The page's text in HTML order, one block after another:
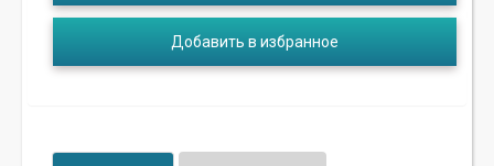
Добавить в избранное